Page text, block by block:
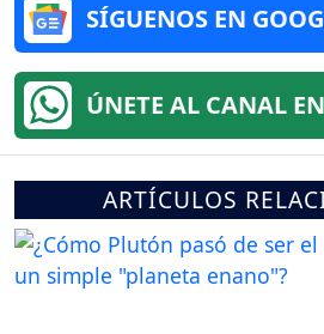
SÍGUENOS EN
ÚNETE AL CANAL
ARTÍCULOS